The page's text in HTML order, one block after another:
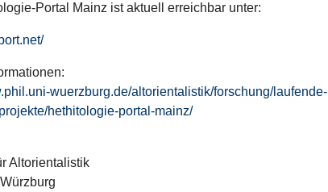
Portal Mainz ist aktuell erreichbar unter:
wuerzburg.de/altorientalistik/forschung/laufende-
hethitologie-portal-mainz/
Altorientalistik